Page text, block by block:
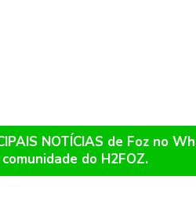
NOTÍCIAS de Foz no
do H2FOZ.